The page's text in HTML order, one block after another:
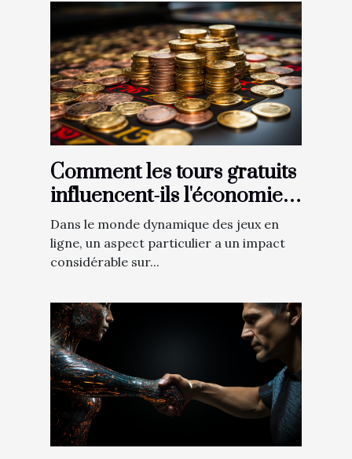
Comment les tours gratuits
influencent-ils l'économie
du jeu en ligne?
Dans le monde dynamique des jeux en
ligne, un aspect particulier a un impact
considérable sur...